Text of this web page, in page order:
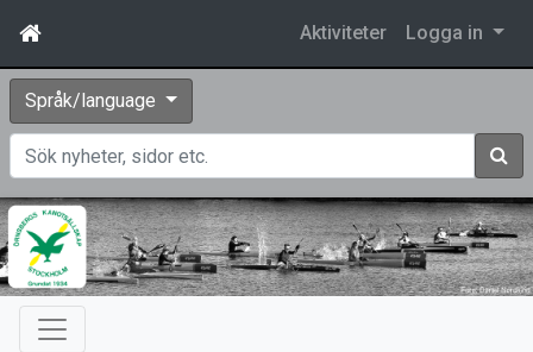
Aktiviteter Logga in
Språk/language
Sök